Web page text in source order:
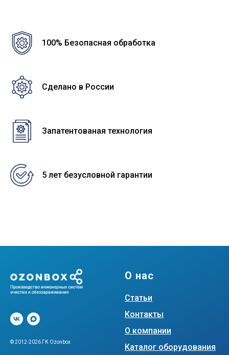
100% Безопасная обработка
Сделано в России
Запатентованая технология
5 лет безусловной гарантии
© 2012-2026 ГК Ozonbox
О нас
Статьи
Контакты
О компании
Каталог оборудования